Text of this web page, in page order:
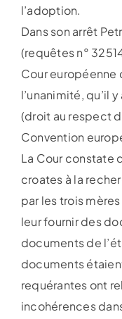
l’adoption.
Dans son arrêt
(requêtes n°
Cour européenne
l’unanimité, qu’il
(droit au respect
Convention
La Cour constate
croates à la
par les trois
leur fournir des
documents de
documents
requérantes ont
incohérences